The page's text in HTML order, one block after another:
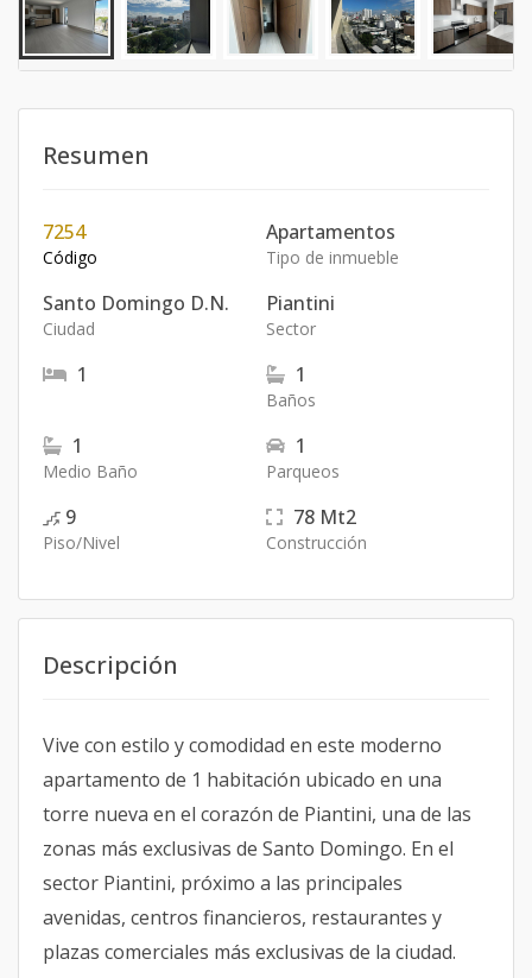
Resumen
7254
Código
Apartamentos
Tipo de inmueble
Santo Domingo D.N.
Ciudad
Piantini
Sector
1 1
Baños
1
Medio Baño
1
Parqueos
9
Piso/Nivel
78 Mt2
Construcción
Descripción
Vive con estilo y comodidad en este moderno
apartamento de 1 habitación ubicado en una
torre nueva en el corazón de Piantini, una de las
zonas más exclusivas de Santo Domingo. En el
sector Piantini, próximo a las principales
avenidas, centros financieros, restaurantes y
plazas comerciales más exclusivas de la ciudad.